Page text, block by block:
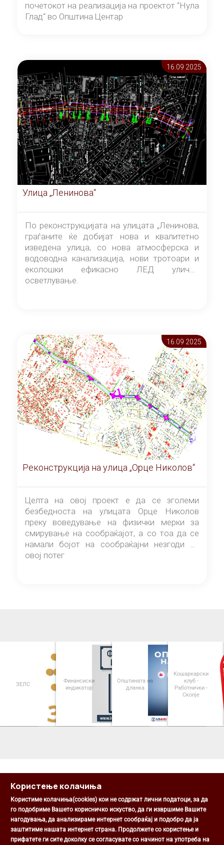
почетокот на реализација на проектот “Нула
Глад“ во Општина Центар
16.09 2025
Улица „Ленинова“
По реконструкцијата на улицата „Ленинова,
граѓаните ќе добијат нова и квалитетно
изведена улица, со нова атмосферска и
водоводна канализација, нови тротоари и
еколошки ефикасно ЛЕД улично
осветлување.
16.09 2025
Реконструкција на улица „Орце Николов“
Целта на овој проект е да се зголеми
безбедноста на улицата Орце Николов
преку воведување на физички мерки за
смирување на сообраќајот, а со тоа да се
намали бојот на сообраќајни незгоди на
овој потег
ЗЕЛС
Финансиски
индикатор
Општината на
дланка
Кошаркарски
клуб -
Работнички -
Скопје
Општина Центар
Михаил Цоков бр. 1, Скопје
Користење колачиња
Користиме колачиња(cookies) кои не содржат лични податоци, за да
го подобриме Вашето корисничко искуство, да ги извршиме Вашите
нагодувања, да анализираме интернет сообраќај и подобро да ја
заштитиме нашата интернет страна. Продолжете со користење и
прифатете ги сите доколку се согласувате со начинот на употреба на